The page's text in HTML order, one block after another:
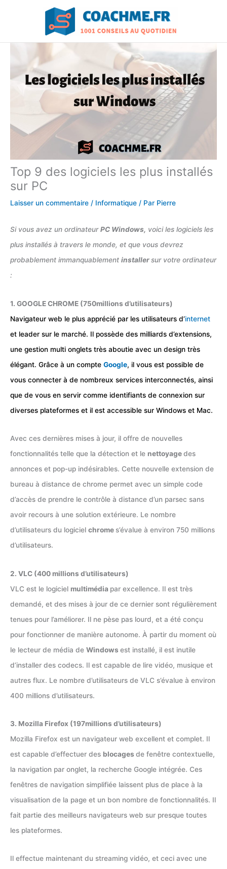
Top 9 des logiciels les plus installés
sur PC
Laisser un commentaire / Informatique / Par Pierre
Si vous avez un ordinateurPC Windows, voici les logiciels les
plus installés à travers le monde, et que vous devrez
probablement immanquablement installersur votre ordinateur
:
1. GOOGLE CHROME (750millions d’utilisateurs)
Navigateur web le plus apprécié par les utilisateurs d’internet
et leader sur le marché. Il possède des milliards d’extensions,
une gestion multi onglets très aboutie avec un design très
élégant. Grâce à un compte Google, il vous est possible de
vous connecter à de nombreux services interconnectés, ainsi
que de vous en servir comme identifiants de connexion sur
diverses plateformes et il est accessible sur Windows et Mac.
Avec ces dernières mises à jour, il offre de nouvelles
fonctionnalités telle que la détection et le nettoyagedes
annonces et pop-up indésirables. Cette nouvelle extension de
bureau à distance de chrome permet avec un simple code
d’accès de prendre le contrôle à distance d’un parsec sans
avoir recours à une solution extérieure. Le nombre
d’utilisateurs du logiciel chrome s’évalue à environ 750 millions
d’utilisateurs.
2. VLC (400 millions d’utilisateurs)
VLC est le logiciel multimédia par excellence. Il est très
demandé, et des mises à jour de ce dernier sont régulièrement
tenues pour l’améliorer. Il ne pèse pas lourd, et a été conçu
pour fonctionner de manière autonome. À partir du moment où
le lecteur de média de Windows est installé, il est inutile
d’installer des codecs. Il est capable de lire vidéo, musique et
autres flux. Le nombre d’utilisateurs de VLC s’évalue à environ
400 millions d’utilisateurs.
3. Mozilla Firefox (197millions d’utilisateurs)
Mozilla Firefox est un navigateur web excellent et complet. Il
est capable d’effectuer des blocages de fenêtre contextuelle,
la navigation par onglet, la recherche Google intégrée. Ces
fenêtres de navigation simplifiée laissent plus de place à la
visualisation de la page et un bon nombre de fonctionnalités. Il
fait partie des meilleurs navigateurs web sur presque toutes
les plateformes.
Il effectue maintenant du streaming vidéo, et ceci avec une